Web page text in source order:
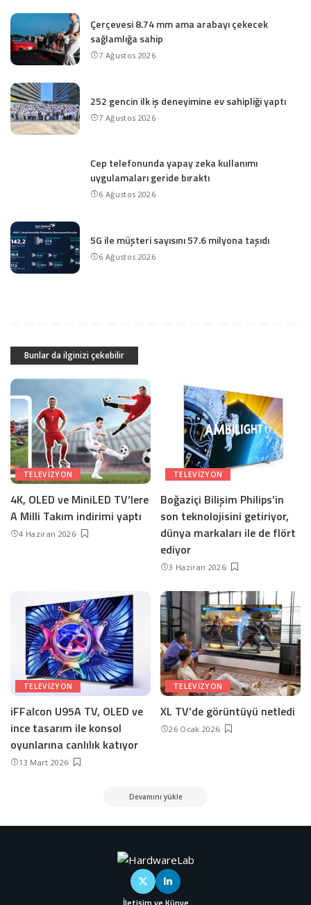
Çerçevesi 8.74 mm ama arabayı çekecek
sağlamlığa sahip
7 Ağustos 2026
252 gencin ilk iş deneyimine ev sahipliği yaptı
7 Ağustos 2026
Cep telefonunda yapay zeka kullanımı
uygulamaları geride bıraktı
6 Ağustos 2026
5G ile müşteri sayısını 57.6 milyona taşıdı
6 Ağustos 2026
Bunlar da ilginizi çekebilir
TELEVIZYON
4K, OLED ve MiniLED TV’lere
A Milli Takım indirimi yaptı
4 Haziran 2026
TELEVIZYON
Boğaziçi Bilişim Philips’in
son teknolojisini getiriyor,
dünya markaları ile de flört
ediyor
3 Haziran 2026
TELEVIZYON
iFFalcon U95A TV, OLED ve
ince tasarım ile konsol
oyunlarına canlılık katıyor
13 Mart 2026
TELEVIZYON
XL TV’de görüntüyü netledi
26 Ocak 2026
Devamını yükle